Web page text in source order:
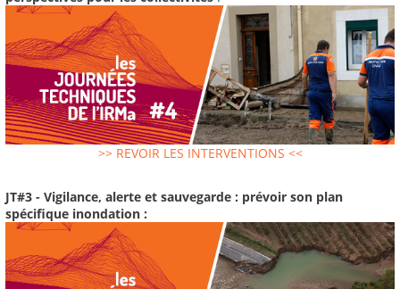
>> REVOIR LES INTERVENTIONS <<
JT#3 - Vigilance, alerte et sauvegarde : prévoir son plan
spécifique inondation :